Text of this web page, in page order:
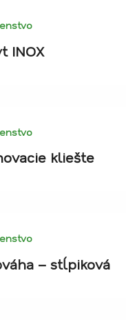
INOX
kliešte
– stĺpiková